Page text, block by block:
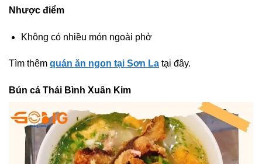
Nhược điểm
Không có nhiều món ngoài phở
Tìm thêm quán ăn ngon tại Sơn La tại đây.
Bún cá Thái Bình Xuân Kim